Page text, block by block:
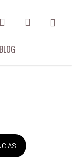
BLOG